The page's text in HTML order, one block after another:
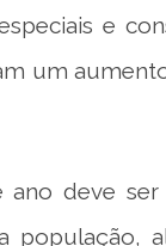
e
um
ano deve
população,